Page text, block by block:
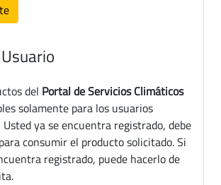
del Portal de Servicios Climáticos
solamente para los usuarios
Usted ya se encuentra registrado, debe
consumir el producto solicitado. Si
registrado, puede hacerlo de